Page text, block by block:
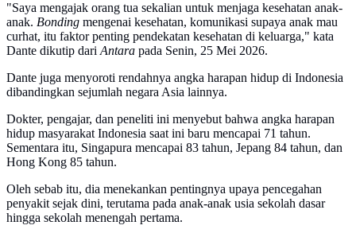
"Saya mengajak orang tua sekalian untuk menjaga kesehatan anak-
anak. Bonding mengenai kesehatan, komunikasi supaya anak mau
curhat, itu faktor penting pendekatan kesehatan di keluarga," kata
Dante dikutip dariAntara pada Senin, 25 Mei 2026.
Dante juga menyoroti rendahnya angka harapan hidup di Indonesia
dibandingkan sejumlah negara Asia lainnya.
Dokter, pengajar, dan peneliti ini menyebut bahwa angka harapan
hidup masyarakat Indonesia saat ini baru mencapai 71 tahun.
Sementara itu, Singapura mencapai 83 tahun, Jepang 84 tahun, dan
Hong Kong 85 tahun.
Oleh sebab itu, dia menekankan pentingnya upaya pencegahan
penyakit sejak dini, terutama pada anak-anak usia sekolah dasar
hingga sekolah menengah pertama.